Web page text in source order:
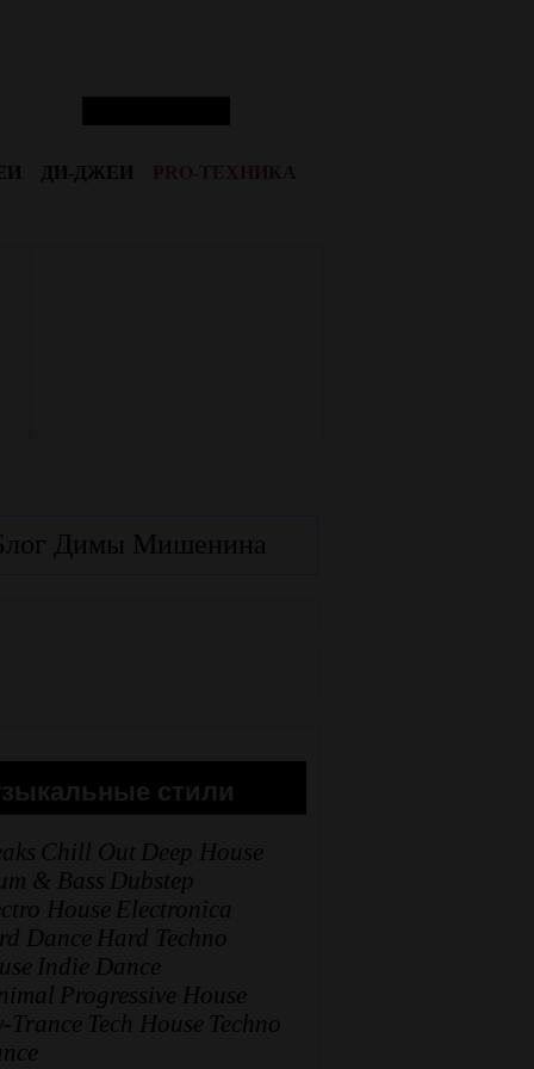
ДИ-ДЖЕИ
Димы Мишенина
стили
Chill Out Deep House
& Bass Dubstep
House Electronica
Dance Hard Techno
Indie Dance
Progressive House
Trance Tech House Techno